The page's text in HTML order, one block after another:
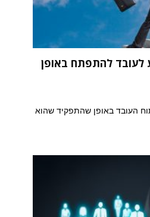
לעובד להתפתח באופן
העובד באופן שהתפקיד שהוא